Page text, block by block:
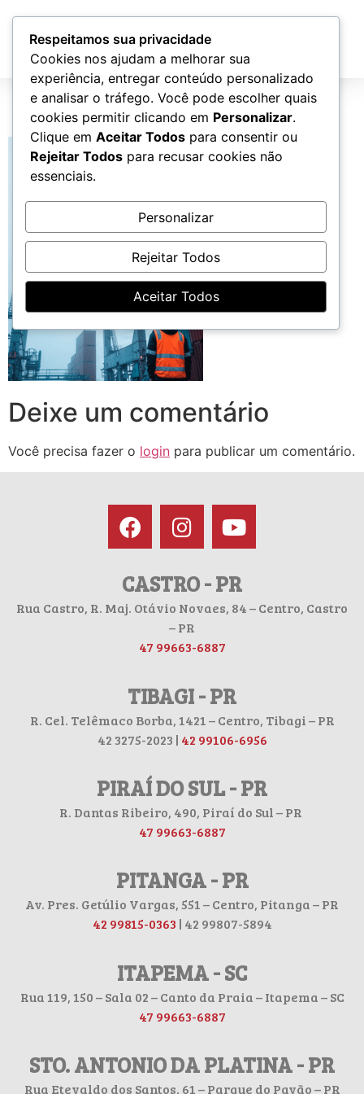
Seguro Marítimo (1)
Deixe um comentário
Você precisa fazer o login para publicar um comentário.
CASTRO - PR
Rua Castro, R. Maj. Otávio Novaes, 84 – Centro, Castro
– PR
47 99663-6887
TIBAGI - PR
R. Cel. Telêmaco Borba, 1421 – Centro, Tibagi – PR
42 3275-2023 | 42 99106-6956
PIRAÍ DO SUL - PR
R. Dantas Ribeiro, 490, Piraí do Sul – PR
47 99663-6887
PITANGA - PR
Av. Pres. Getúlio Vargas, 551 – Centro, Pitanga – PR
42 99815-0363 | 42 99807-5894
ITAPEMA - SC
Rua 119, 150 – Sala 02 – Canto da Praia – Itapema – SC
47 99663-6887
STO. ANTONIO DA PLATINA - PR
Rua Etevaldo dos Santos, 61 – Parque do Pavão – PR
Respeitamos sua privacidade
Cookies nos ajudam a melhorar sua
experiência, entregar conteúdo personalizado
e analisar o tráfego. Você pode escolher quais
cookies permitir clicando em Personalizar.
Clique em Aceitar Todos para consentir ou
Rejeitar Todos para recusar cookies não
essenciais.
Personalizar
Rejeitar Todos
Aceitar Todos